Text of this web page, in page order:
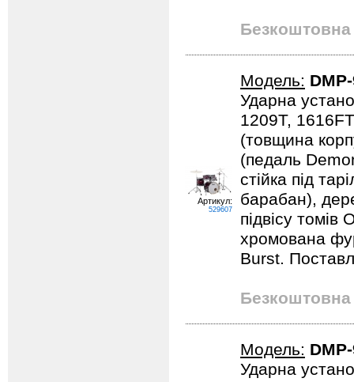
Безкоштовна
Артикул:
529607
Модель:
Ударна
1209T,
(товщина
(педаль
стійка під
барабан),
підвісу
хромована
Burst.
Безкоштовна
Модель:
Ударна